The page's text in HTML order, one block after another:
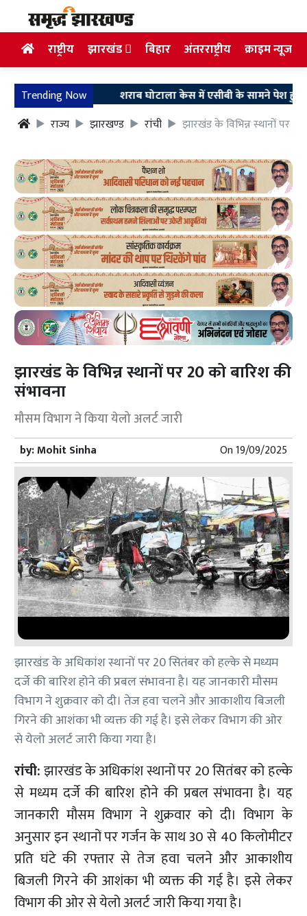
राष्ट्रीय झारखंड बिहार अंतरराष्ट्रीय क्राइम न्यूज
Trending Nowशराब घोटाला केस में एसीबी के सामने पेश हुए अरुण
राज्य
झारखण्ड रांची झारखंड के विभिन्न स्थानों पर
झारखंड के विभिन्न स्थानों पर 20 को बारिश की
संभावना
मौसम विभाग ने किया येलो अलर्ट जारी
by:Mohit Sinha On19/09/2025
झारखंड के अधिकांश स्थानों पर 20 सितंबर को हल्के से मध्यम
दर्जे की बारिश होने की प्रबल संभावना है। यह जानकारी मौसम
विभाग ने शुक्रवार को दी। तेज हवा चलने और आकाशीय बिजली
गिरने की आशंका भी व्यक्त की गई है। इसे लेकर विभाग की ओर
से येलो अलर्ट जारी किया गया है।
रांची:झारखंड के अधिकांश स्थानों पर 20 सितंबर को हल्के
से मध्यम दर्जे की बारिश होने की प्रबल संभावना है। यह
जानकारी मौसम विभाग ने शुक्रवार को दी। विभाग के
अनुसार इन स्थानों पर गर्जन के साथ 30 से 40 किलोमीटर
प्रति घंटे की रफ्तार से तेज हवा चलने और आकाशीय
बिजली गिरने की आशंका भी व्यक्त की गई है। इसे लेकर
विभाग की ओर से येलो अलर्ट जारी किया गया है।